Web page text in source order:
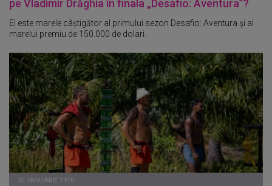
pe Vladimir Drăghia în finala „Desafio: Aventura”?
El este marele câștigător al primului sezon Desafio: Aventura și al
marelui premiu de 150.000 de dolari.
01 IANUARIE 1970